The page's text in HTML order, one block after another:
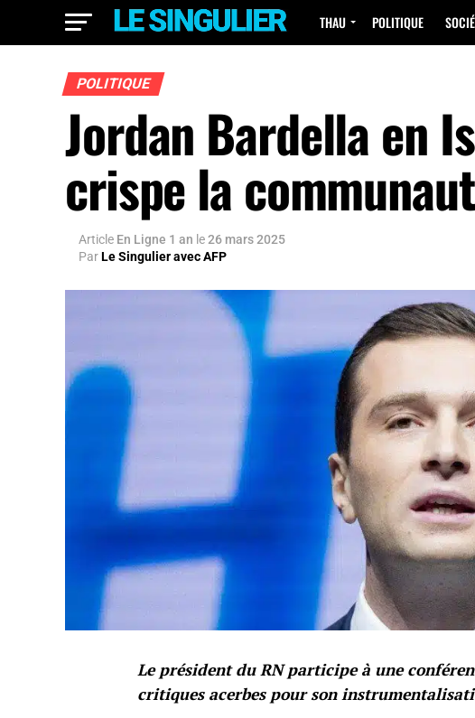
THAU POLITIQUE
POLITIQUE
Jordan Bardella en
crispe la
Article En Ligne 1 an le26 mars 2025
ParLe Singulier avec AFP
Le président du RN participe à une
critiques acerbes pour son